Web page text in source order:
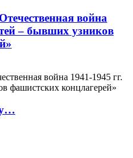
война
– бывших узников